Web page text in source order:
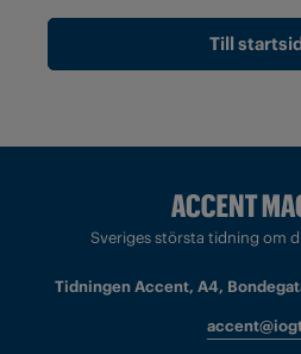
Till
Sveriges största tidning om
Tidningen Accent, A4,